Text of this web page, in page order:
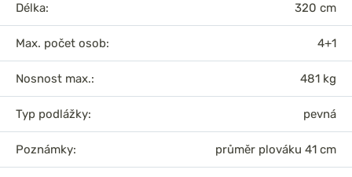
Délka: 320 cm
Max. počet osob: 4+1
Nosnost max.: 481 kg
Typ podlážky: pevná
Poznámky: průměr plováku 41 cm